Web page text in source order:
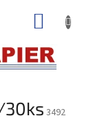
30ks 3492